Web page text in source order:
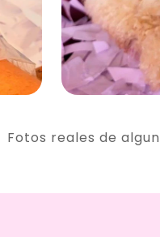
Fotos reales de